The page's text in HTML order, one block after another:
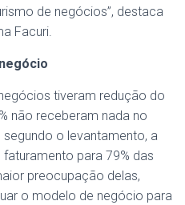
de negócios”, destaca
Facuri.
tiveram redução do
não receberam nada no
o levantamento, a
para 79% das
preocupação delas,
o modelo de negócio para